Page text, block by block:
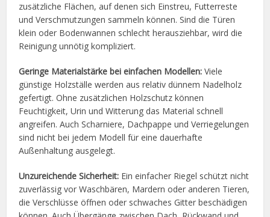
zusätzliche Flächen, auf denen sich Einstreu, Futterreste
und Verschmutzungen sammeln können. Sind die Türen
klein oder Bodenwannen schlecht herausziehbar, wird die
Reinigung unnötig kompliziert.
Geringe Materialstärke bei einfachen Modellen: Viele
günstige Holzställe werden aus relativ dünnem Nadelholz
gefertigt. Ohne zusätzlichen Holzschutz können
Feuchtigkeit, Urin und Witterung das Material schnell
angreifen. Auch Scharniere, Dachpappe und Verriegelungen
sind nicht bei jedem Modell für eine dauerhafte
Außenhaltung ausgelegt.
Unzureichende Sicherheit: Ein einfacher Riegel schützt nicht
zuverlässig vor Waschbären, Mardern oder anderen Tieren,
die Verschlüsse öffnen oder schwaches Gitter beschädigen